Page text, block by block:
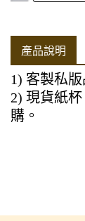
產品說明
1) 客製私
2) 現貨紙
購。